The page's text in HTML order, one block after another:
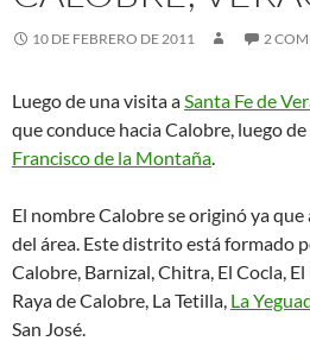
10 DE FEBRERO DE 2011 2
Luego de una visita a Santa Fe de
que conduce hacia Calobre, luego
Francisco de la Montaña
El nombre Calobre se originó ya que
del área. Este distrito está formado
Calobre, Barnizal, Chitra, El Cocla,
Raya de Calobre, La Tetilla, La
San José.